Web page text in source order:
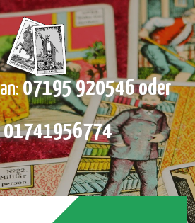
07195 920546 oder
01741956774